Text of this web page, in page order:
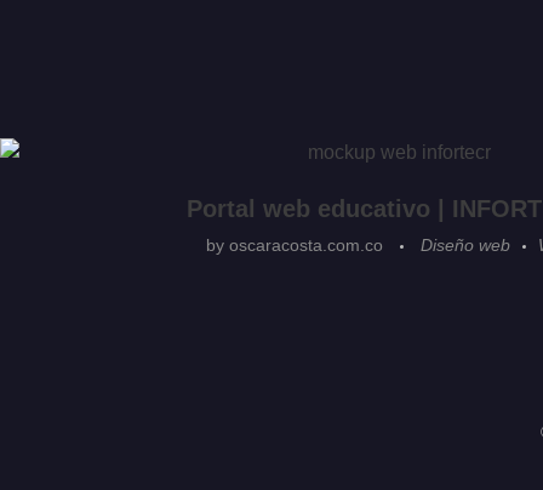
Portal web educativo |
by oscaracosta.com.co Diseño web